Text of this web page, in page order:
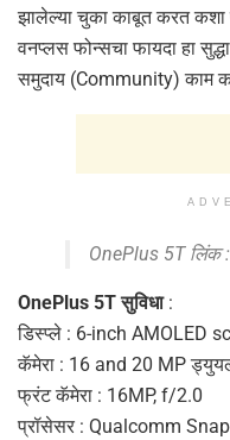
झालेल्या चुका काबूत करत कशा
वनप्लस फोन्सचा फायदा हा
समुदाय (Community) काम
OnePlus 5T लिंक :
OnePlus 5T सुविधा:
डिस्प्ले : 6-inch AMOLED
कॅमेरा : 16 and 20 MP
फ्रंट कॅमेरा : 16MP, f/2.0
प्रॉसेसर : Qualcomm